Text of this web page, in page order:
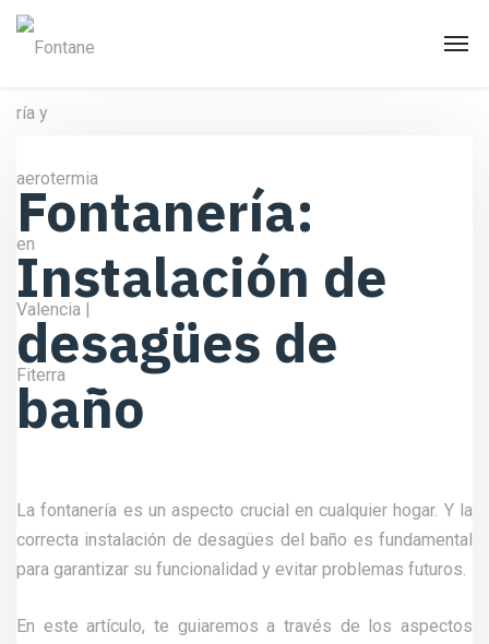
Fontanería:
Instalación de
desagües de
baño
La fontanería es un aspecto crucial en cualquier hogar. Y la
correcta instalación de desagües del baño es fundamental
para garantizar su funcionalidad y evitar problemas futuros.
En este artículo, te guiaremos a través de los aspectos